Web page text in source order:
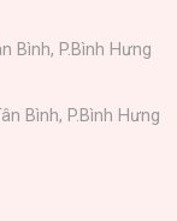
Bình, P.Bình Hưng
Bình, P.Bình Hưng